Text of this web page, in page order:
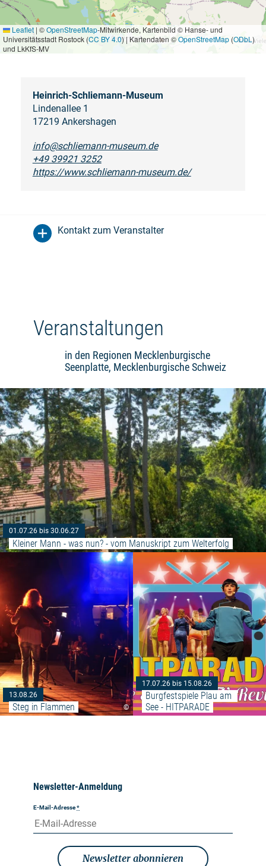
Leaflet | ©OpenStreetMap-Mitwirkende, Kartenbild © Hanse- und
Universitätsstadt Rostock (CC BY 4.0) | Kartendaten ©OpenStreetMap(ODbL)
und LkKfS-MV
Heinrich-Schliemann-Museum
Lindenallee 1
17219 Ankershagen
info@schliemann-museum.de
+49 39921 3252
https://www.schliemann-museum.de/
Kontakt zum Veranstalter
Veranstaltungen
in den Regionen Mecklenburgische
Seenplatte, Mecklenburgische Schweiz
01.07.26 bis 30.06.27
Kleiner Mann - was nun? - vom Manuskript zum Welterfolg
©
13.08.26
Steg in Flammen
Weiterlesen: "Steg in Flammen"
17.07.26 bis 15.08.26
Burgfestspiele Plau am
See - HITPARADE
Newsletter-Anmeldung
E-Mail-Adresse*
Newsletter abonnieren